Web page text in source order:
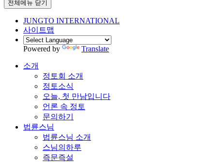
전체메뉴 닫기
JUNGTO INTERNATIONAL
사이트맵
Powered by Translate
소개
정토회 소개
정토소식
오늘, 첫 만남입니다
언론 속 정토
문의하기
법륜스님
법륜스님 소개
스님의하루
즉문즉설